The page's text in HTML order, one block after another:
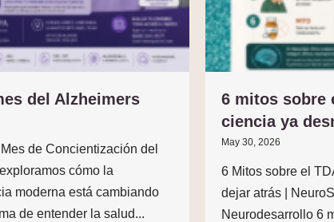
del Alzheimers
de Concientización del
cómo la
moderna está cambiando
de entender la salud...
6 mitos sobre
ciencia ya
May 30, 2026
6 Mitos sobre el
dejar atrás |
Neurodesarrollo 6